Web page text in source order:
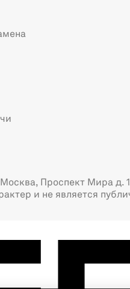
Проспект Мира д.
и не является